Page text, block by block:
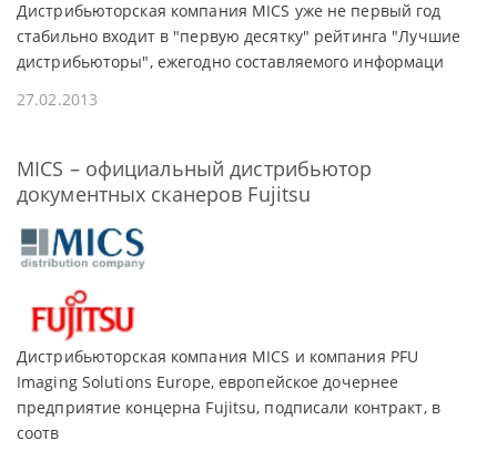
Дистрибьюторская компания MICS уже не первый год
стабильно входит в "первую десятку" рейтинга "Лучшие
дистрибьюторы", ежегодно составляемого информаци
27.02.2013
MICS – официальный дистрибьютор
документных сканеров Fujitsu
Дистрибьюторская компания MICS и компания PFU
Imaging Solutions Europe, европейское дочернее
предприятие концерна Fujitsu, подписали контракт, в
соотв